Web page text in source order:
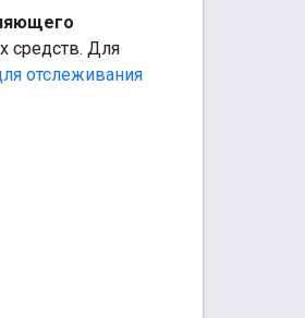
средств. Для
отслеживания